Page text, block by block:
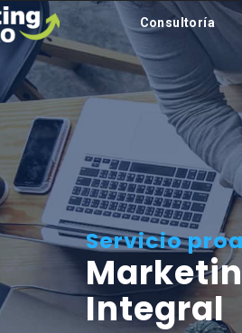
Consultoría
proactivo
Digital